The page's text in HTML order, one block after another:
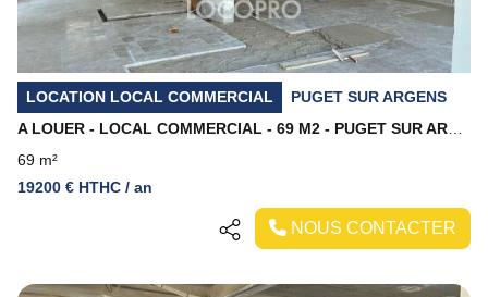
LOCATION LOCAL COMMERCIAL
PUGET SUR ARGENS
69 m²
19200 € HTHC / an
NOUS CONTACTER